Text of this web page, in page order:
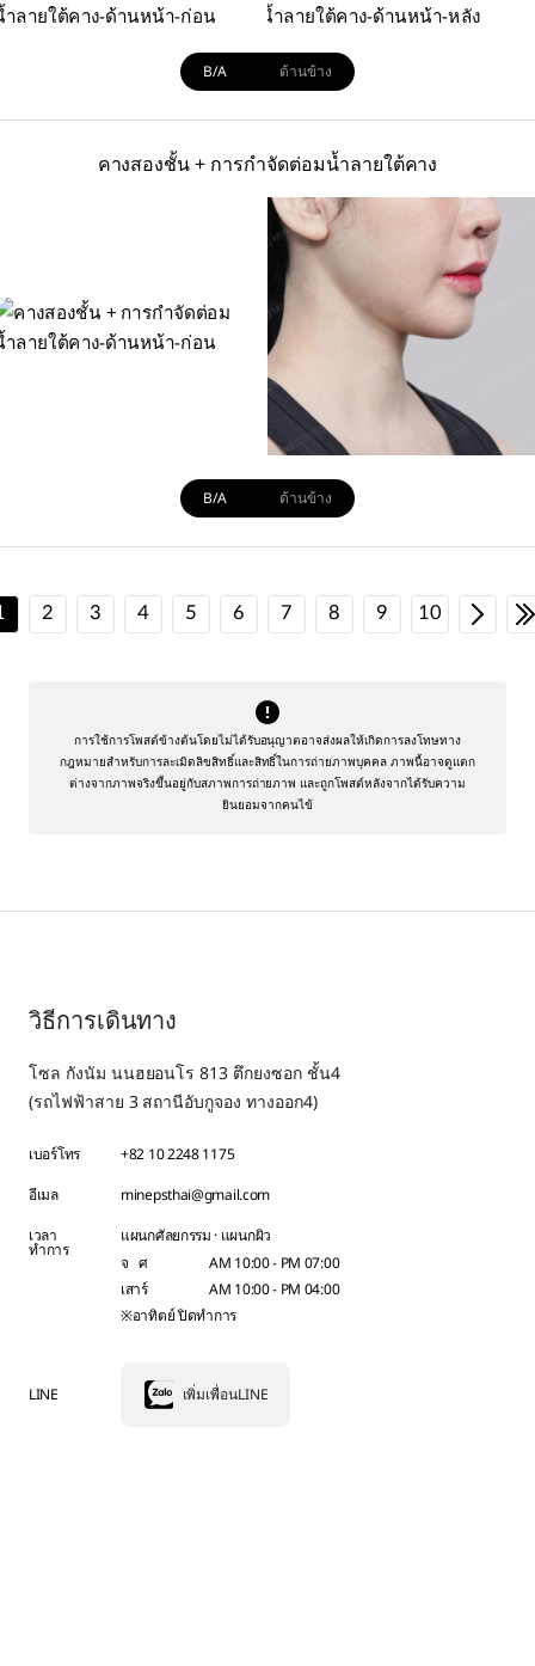
B/A ด้านข้าง
B/A ด้านข้าง
คางสองชั้น + การกำจัดต่อมน้ำลายใต้คาง
2 3 4 5 6 7 8 9 10
การใช้การโพสต์ข้างต้นโดยไม่ได้รับอนุญาตอาจส่งผลให้เกิดการลงโทษทาง
กฎหมายสำหรับการละเมิดลิขสิทธิ์และสิทธิ์ในการถ่ายภาพบุคคล ภาพนี้อาจดูแตก
ต่างจากภาพจริงขึ้นอยู่กับสภาพการถ่ายภาพ และถูกโพสต์หลังจากได้รับความ
ยินยอมจากคนไข้
วิธีการเดินทาง
โซล กังนัม นนฮยอนโร 813 ตึกยงซอก ชั้น4
(รถไฟฟ้าสาย 3 สถานีอับกูจอง ทางออก4)
เบอร์โทร +82 10 2248 1175
อีเมล minepsthai@gmail.com
เวลา
ทำการ
แผนกศัลยกรรม · แผนกผิว
จ ศ
AM 10:00 - PM 07:00
เสาร์
AM 10:00 - PM 04:00
※อาทิตย์ ปิดทำการ
LINE เพิ่มเพื่อนLINE